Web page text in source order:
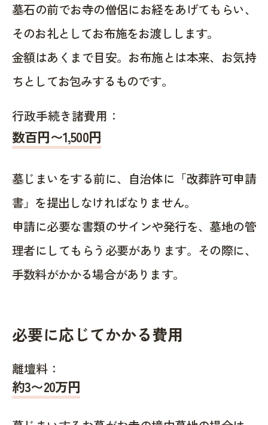
墓石の前でお寺の僧侶にお経をあげてもらい、
そのお礼としてお布施をお渡しします。
金額はあくまで目安。お布施とは本来、お気持
ちとしてお包みするものです。
行政手続き諸費用：
数百円〜1,500円
墓じまいをする前に、自治体に「改葬許可申請
書」を提出しなければなりません。
申請に必要な書類のサインや発行を、墓地の管
理者にしてもらう必要があります。その際に、
手数料がかかる場合があります。
必要に応じてかかる費用
離壇料：
約3〜20万円